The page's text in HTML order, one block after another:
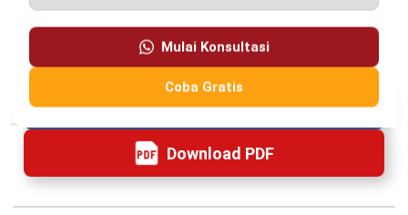
Singapore, dengan keahlian mendalam terkait teknologi
informasi dan pengembangan sistem. Pengalaman awal
dalam bidang teknologi menumbuhkan ketertarikannya
berbagai fungsi bisnis. Selama sepuluh tahun terakhir,
arsitektur sistem, implementasi solusi bisnis terintegrasi,
serta optimalisasi proses operasional melalui teknologi.